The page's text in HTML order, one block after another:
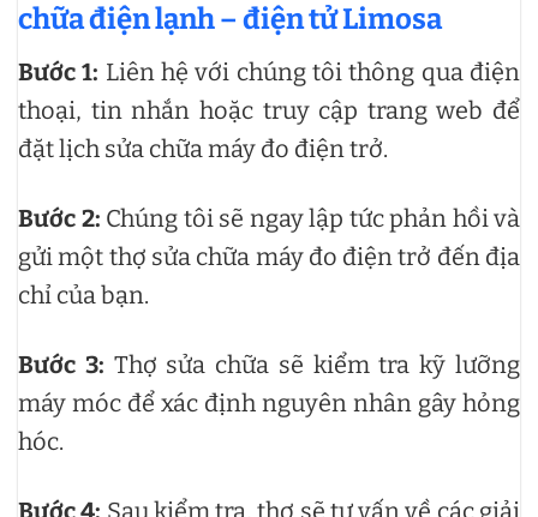
chữa điện lạnh – điện tử Limosa
Bước 1: Liên hệ với chúng tôi thông qua điện
thoại, tin nhắn hoặc truy cập trang web để
đặt lịch sửa chữa máy đo điện trở.
Bước 2: Chúng tôi sẽ ngay lập tức phản hồi và
gửi một thợ sửa chữa máy đo điện trở đến địa
chỉ của bạn.
Bước 3: Thợ sửa chữa sẽ kiểm tra kỹ lưỡng
máy móc để xác định nguyên nhân gây hỏng
hóc.
Bước 4: Sau kiểm tra, thợ sẽ tư vấn về các giải